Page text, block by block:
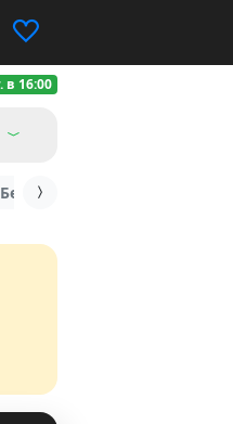
в 16:00
БедВарс